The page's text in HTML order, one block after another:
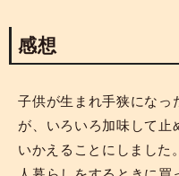
感想
子供が生まれ手狭になっ
が、いろいろ加味して止
いかえることにしました